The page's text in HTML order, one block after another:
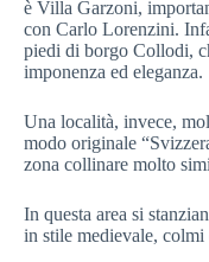
è Villa Garzoni,
con Carlo Lorenzini.
piedi di borgo Collodi,
imponenza ed eleganza.
Una località, invece,
modo originale
zona collinare molto
In questa area si
in stile medievale, colmi